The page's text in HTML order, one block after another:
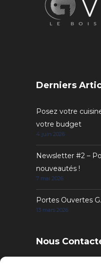
Derniers
Posez votre
votre budget
4 juin 2026
Newsletter #2 –
nouveautés !
7 mai 2026
Portes Ouvertes
13 mars 2026
Nous